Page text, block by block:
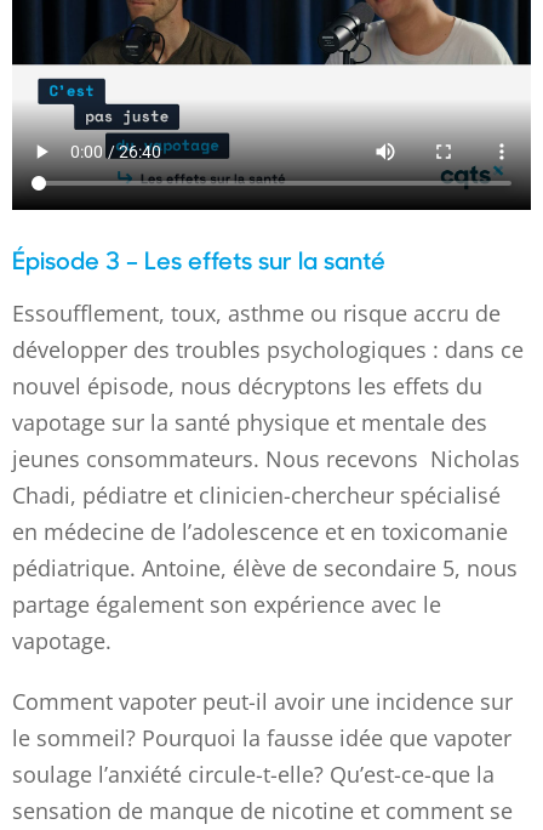
Épisode 3 – Les effets sur la santé
Essoufflement, toux, asthme ou risque accru de
développer des troubles psychologiques : dans ce
nouvel épisode, nous décryptons les effets du
vapotage sur la santé physique et mentale des
jeunes consommateurs. Nous recevons Nicholas
Chadi, pédiatre et clinicien-chercheur spécialisé
en médecine de l’adolescence et en toxicomanie
pédiatrique. Antoine, élève de secondaire 5, nous
partage également son expérience avec le
vapotage.
Comment vapoter peut-il avoir une incidence sur
le sommeil? Pourquoi la fausse idée que vapoter
soulage l’anxiété circule-t-elle? Qu’est-ce-que la
sensation de manque de nicotine et comment se